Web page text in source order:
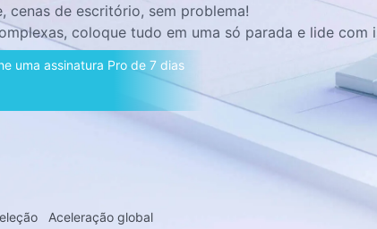
cenas de escritório, sem problema!
coloque tudo em uma só parada e lide com
uma assinatura Pro de 7 dias
Aceleração global